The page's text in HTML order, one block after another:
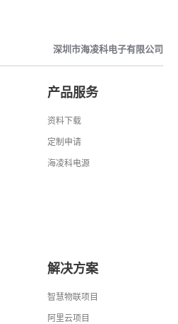
深圳市海凌科电子有限公司
产品服务
资料下载
定制申请
海凌科电源
解决方案
智慧物联项目
阿里云项目